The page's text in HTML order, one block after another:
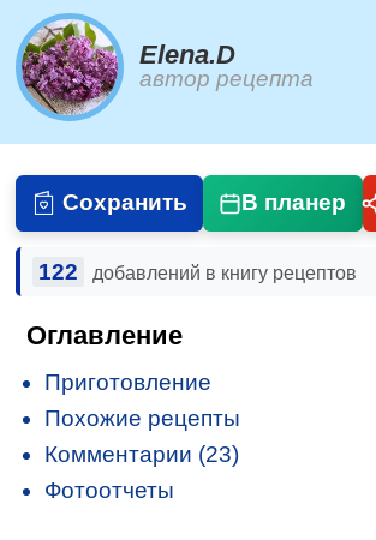
Elena.D
автор рецепта
Сохранить В планер
122 добавлений в книгу рецептов
Оглавление
Приготовление
Похожие рецепты
Комментарии (23)
Фотоотчеты